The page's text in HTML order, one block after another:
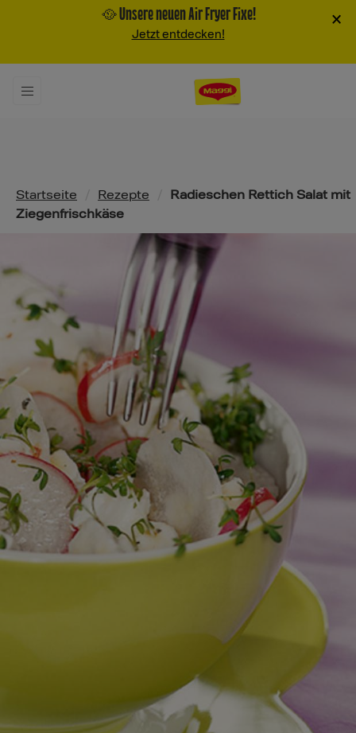
🥘 Unsere neuen Air Fryer Fixe!
Jetzt entdecken!
×
Pfadnavigation
Startseite Rezepte
Radieschen Rettich Salat mit
Ziegenfrischkäse